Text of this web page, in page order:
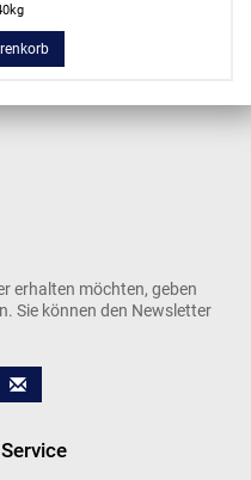
erhalten möchten, geben
Sie können den Newsletter
Service